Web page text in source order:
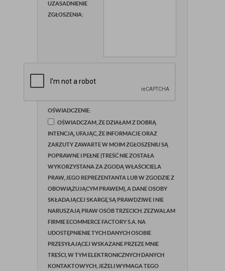
UZASADNIENIE
ZGŁOSZENIA:
OŚWIADCZENIE:
OŚWIADCZAM, ŻE DZIAŁAM Z DOBRĄ
INTENCJĄ, UFAJĄC, ŻE INFORMACJE ORAZ
ZARZUTY ZAWARTE W MOIM ZGŁOSZENIU SĄ
POPRAWNE I PEŁNE (TREŚĆ NIE ZOSTAŁA
WYKORZYSTANA ZA ZGODĄ WŁAŚCICIELA
PRAW, JEGO REPREZENTANTA LUB W ZGODZIE Z
OBOWIĄZUJĄCYM PRAWEM), A DANE OSOBY
SKŁADAJĄCEJ SKARGĘ SĄ PRAWDZIWE I NIE
NARUSZAJĄ PRAW OSÓB TRZECICH. ZEZWALAM
FIRMIE ECOMMERCE FACTORY S.A. NA
UDOSTĘPNIENIE TYCH DANYCH OSOBIE
PRZESYŁAJĄCEJ WSKAZANE PRZEZE MNIE
TREŚCI, W TYM ELEKTRONICZNYCH DANYCH
KONTAKTOWYCH, JEŻELI WYMAGA TEGO